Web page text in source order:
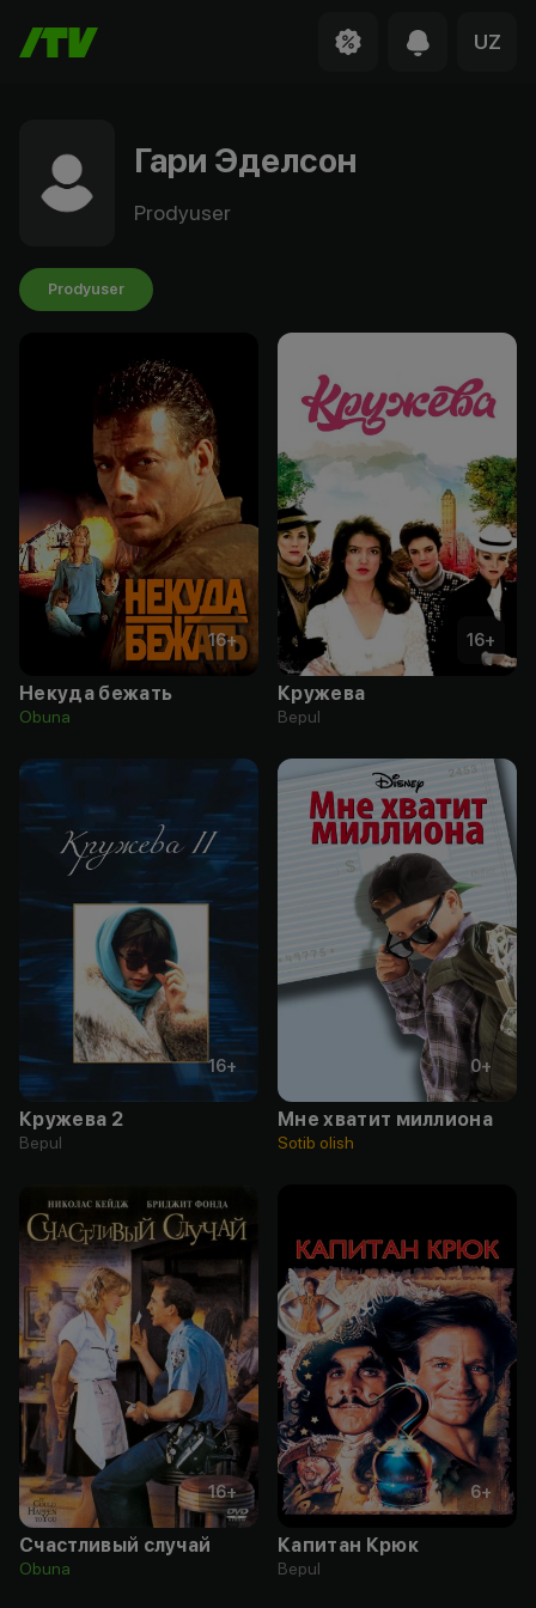
UZ
Гари Эделсон
Prodyuser
Prodyuser
16+
Некуда бежать
Obuna
16+
Кружева
Bepul
16+
Кружева 2
Bepul
0+
Мне хватит миллиона
Sotib olish
16+
Счастливый случай
Obuna
6+
Капитан Крюк
Bepul